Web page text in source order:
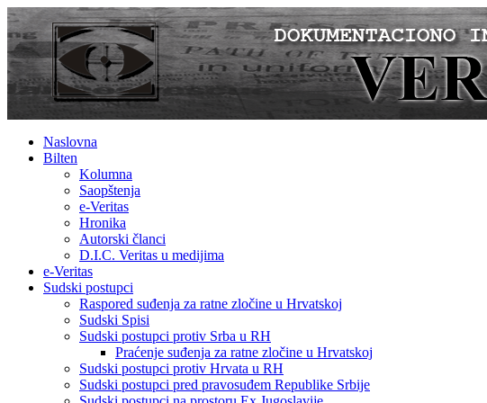
Naslovna
Bilten
Kolumna
Saopštenja
e-Veritas
Hronika
Autorski članci
D.I.C. Veritas u medijima
e-Veritas
Sudski postupci
Raspored suđenja za ratne zločine u Hrvatskoj
Sudski Spisi
Sudski postupci protiv Srba u RH
Praćenje suđenja za ratne zločine u Hrvatskoj
Sudski postupci protiv Hrvata u RH
Sudski postupci pred pravosuđem Republike Srbije